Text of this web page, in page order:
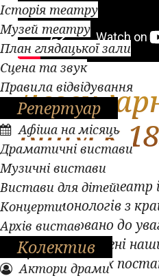
Історія театру
Музей театру
План глядацької зали
Сцена та звук
Правила відвідування
Репертуар
Афіша на місяць
Драматичні вистави
Музичні вистави
Вистави для дітей
Концерти
Архів вистав
Колектив
Актори драми
Випуск
Полтавський театр
серію монологів з
запропоновано до
образи, створені
різножанрових